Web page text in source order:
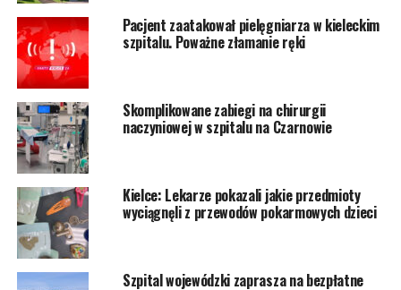
Pacjent zaatakował pielęgniarza w kieleckim
szpitalu. Poważne złamanie ręki
Skomplikowane zabiegi na chirurgii
naczyniowej w szpitalu na Czarnowie
Kielce: Lekarze pokazali jakie przedmioty
wyciągnęli z przewodów pokarmowych dzieci
Szpital wojewódzki zaprasza na bezpłatne